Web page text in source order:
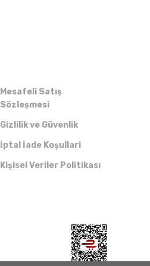
Mesafeli Satış
Sözleşmesi
Gizlilik ve Güvenlik
İptal İade Koşullari
Kişisel Veriler Politikası